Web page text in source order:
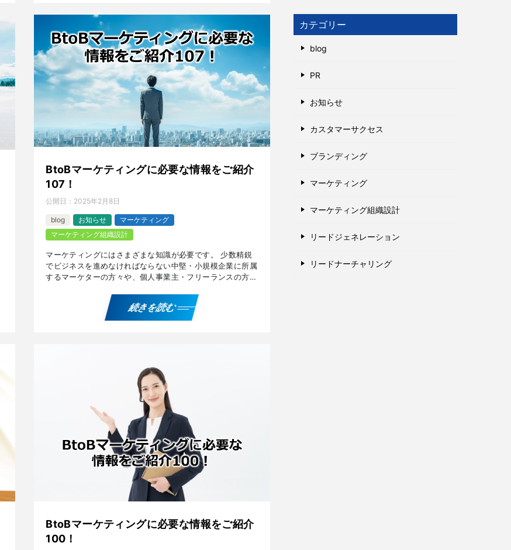
BtoBマーケティングに必要な情報をご紹介
107！
公開日： 2025年2月8日
blog お知らせ
マーケティング
マーケティング組織設計
マーケティングにはさまざまな知識が必要です。 少数精鋭
でビジネスを進めなければならない中堅・小規模企業に所属
するマーケターの方々や、個人事業主・フリーランスの方々
続きを読む
BtoBマーケティングに必要な情報をご紹介
100！
カテゴリー
blog
PR
お知らせ
カスタマーサクセス
ブランディング
マーケティング
マーケティング組織設計
リードジェネレーション
リードナーチャリング